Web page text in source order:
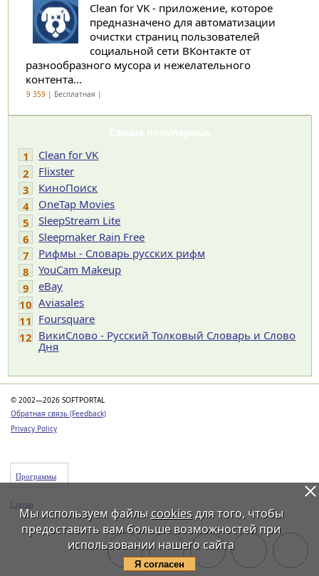
Clean for VK - приложение, которое
предназначено для автоматизации
очистки страниц пользователей
социальной сети ВКонтакте от
разнообразного мусора и нежелательного
контента...
9 359| Бесплатная |
Самые популярные
1
Clean for VK
2
Flixster
3
КиноПоиск
4
OneTap Movies
5
SleepStream Lite
6
Sleepmaker Rain Free
7
Рифмы - Словарь русских рифм
8
YouCam Makeup
9
eBay
10 Aviasales
11 Foursquare
12 ВикиСлово - Русский Толковый Словарь и Слово
Дня
© 2002—2026 SOFTPORTAL
Обратная связь (Feedback)
Privacy Policy
Программы
Статьи
Мы используем файлы cookiesдля того, чтобы
предоставить вам больше возможностей при
использовании нашего сайта